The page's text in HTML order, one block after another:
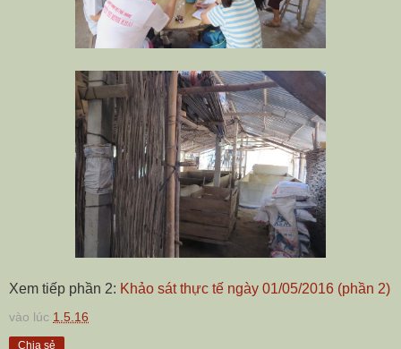
Xem tiếp phần 2: Khảo sát thực tế ngày 01/05/2016 (phần 2)
vào lúc 1.5.16
Chia sẻ